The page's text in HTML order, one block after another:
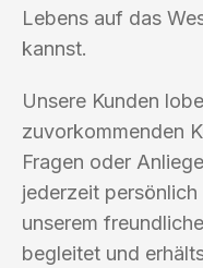
Lebens auf das
kannst.
Unsere Kunden
zuvorkommenden
Fragen oder
jederzeit
unserem
begleitet und